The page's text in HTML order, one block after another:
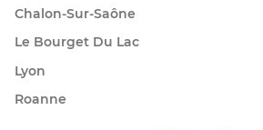
Chalon-Sur-Saône
Le Bourget Du Lac
Lyon
Roanne